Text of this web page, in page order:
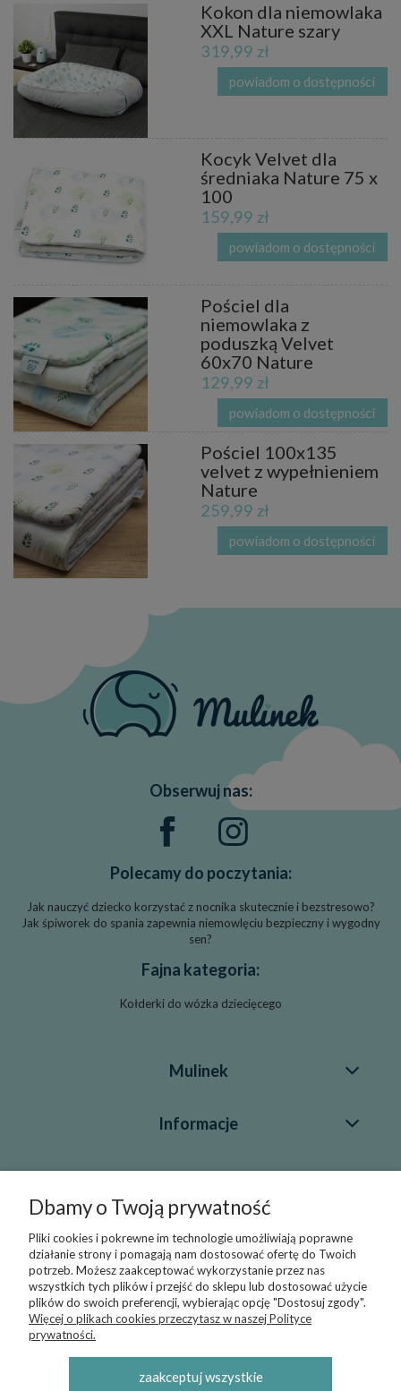
Kokon dla niemowlaka
XXL Nature szary
319,99 zł
powiadom o dostępności
Kocyk Velvet dla
średniaka Nature 75 x
100
159,99 zł
powiadom o dostępności
Pościel dla
niemowlaka z
poduszką Velvet
60x70 Nature
129,99 zł
powiadom o dostępności
Pościel 100x135
velvet z wypełnieniem
Nature
259,99 zł
powiadom o dostępności
Obserwuj nas:
Polecamy do poczytania:
Jak nauczyć dziecko korzystać z nocnika skutecznie i bezstresowo?
Jak śpiworek do spania zapewnia niemowlęciu bezpieczny i wygodny
sen?
Fajna kategoria:
Kołderki do wózka dziecięcego
Mulinek
Informacje
Blog
Kontakt
+48 696 43 55 22
sklep@mulinek.pl
© 2019-2026 Sklep Internetowy Mulinek - producent
Dbamy o Twoją prywatność
Pliki cookies i pokrewne im technologie umożliwiają poprawne
działanie strony i pomagają nam dostosować ofertę do Twoich
potrzeb. Możesz zaakceptować wykorzystanie przez nas
wszystkich tych plików i przejść do sklepu lub dostosować użycie
plików do swoich preferencji, wybierając opcję "Dostosuj zgody".
Więcej o plikach cookies przeczytasz w naszej Polityce
prywatności.
zaakceptuj wszystkie